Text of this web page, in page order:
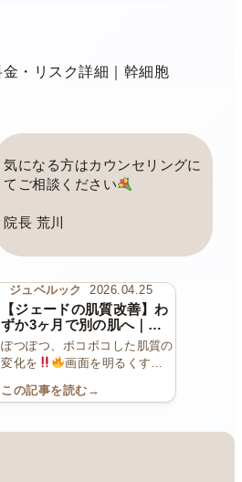
気になる方はカウンセリングに
てご相談ください
院長 荒川
ジュベルック 2026.04.25
【ジェードの肌質改善】わ
ずか3ヶ月で別の肌へ｜段
階的アプローチによる症例
ぽつぽつ、ボコボコした肌質の
変化を
画面を明るくする
この記事を読む →